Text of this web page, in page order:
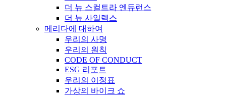
더 뉴 스컬트라 엔듀런스
더 뉴 사일렉스
메리다에 대하여
우리의 사명
우리의 원칙
CODE OF CONDUCT
ESG 리포트
우리의 이정표
가상의 바이크 쇼